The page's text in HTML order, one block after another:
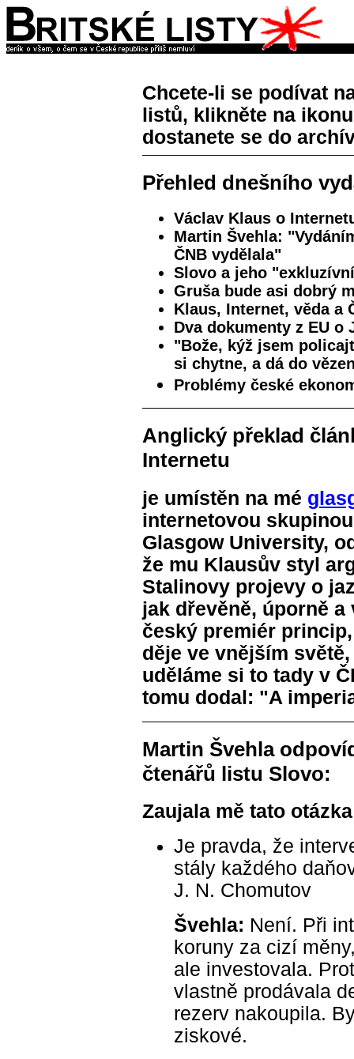
Chcete-li se podívat
listů, klikněte na
dostanete se do
Přehled dnešního
Václav Klaus o
Martin Švehla:
ČNB vydělala"
Slovo a jeho
Gruša bude asi dobrý
Klaus, Internet, věda a
Dva dokumenty z EU o
"Bože, kýž jsem
si chytne, a dá do
Problémy české
Anglický překlad
Internetu
je umístěn na mé
internetovou
Glasgow University,
že mu Klausův styl
Stalinovy projevy o
jak dřevěně, úporně
český premiér
děje ve vnějším
uděláme si to tady v
tomu dodal: "A
Martin Švehla
čtenářů listu Slovo:
Zaujala mě tato
Je pravda, že
stály každého
J. N. Chomutov
Švehla: Není. Při
koruny za cizí
ale investovala.
vlastně prodávala
rezerv nakoupila.
ziskové.